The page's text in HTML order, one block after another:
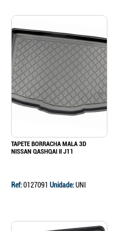
TAPETE BORRACHA MALA 3D
NISSAN QASHQAI II J11
Ref:0127091 Unidade:UNI